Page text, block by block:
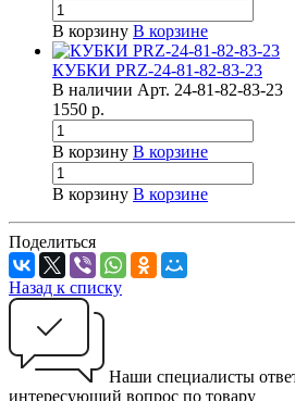
В корзину В корзине
КУБКИ PRZ-24-81-82-83-23
В наличии Арт. 24-81-82-83-23
1550 р.
В корзину В корзине
В корзину В корзине
Поделиться
Назад к списку
Наши специалисты
интересующий вопрос по товару